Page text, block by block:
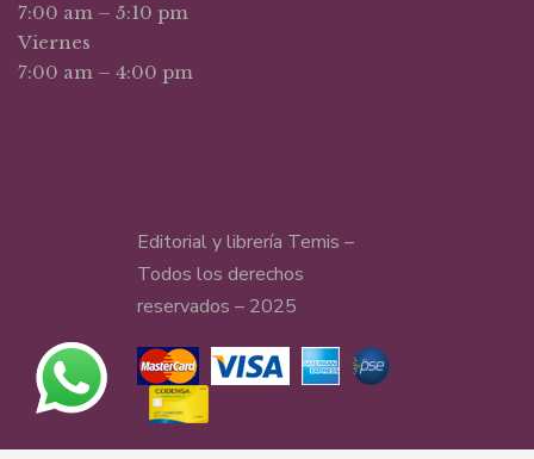
7:00 am – 5:10 pm
Viernes
7:00 am – 4:00 pm
Editorial y librería Temis –
Todos los derechos
reservados – 2025